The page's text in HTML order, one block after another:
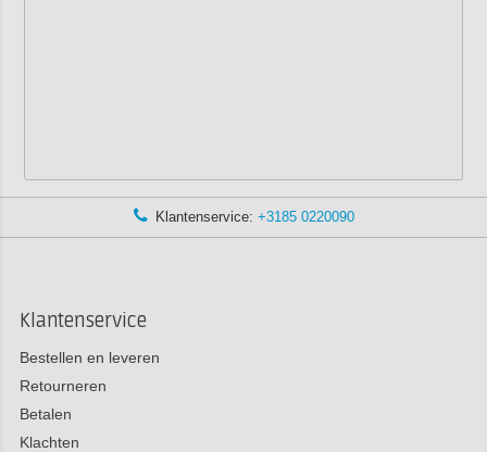
Klantenservice: +3185 0220090
Klantenservice
Bestellen en leveren
Retourneren
Betalen
Klachten